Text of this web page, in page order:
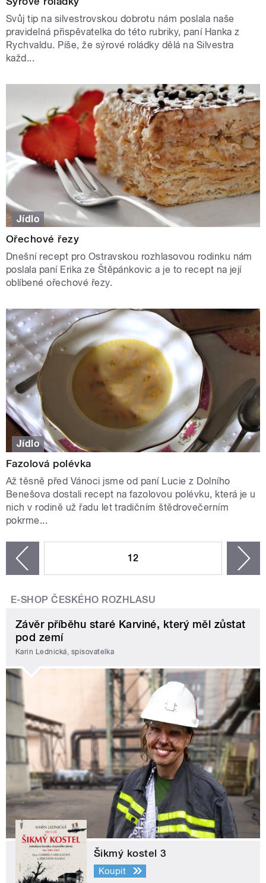
Svůj tip na silvestrovskou dobrotu nám poslala naše
pravidelná přispěvatelka do této rubriky, paní Hanka z
Rychvaldu. Píše, že sýrové roládky dělá na Silvestra
každ...
Jídlo
Ořechové řezy
Dnešní recept pro Ostravskou rozhlasovou rodinku nám
poslala paní Erika ze Štěpánkovic a je to recept na její
oblíbené ořechové řezy.
Jídlo
Fazolová polévka
Až těsně před Vánoci jsme od paní Lucie z Dolního
Benešova dostali recept na fazolovou polévku, která je u
nich v rodině už řadu let tradičním štědrovečerním
pokrme...
12
E-SHOP ČESKÉHO ROZHLASU
Závěr příběhu staré Karviné, který měl zůstat
pod zemí
Karin Lednická, spisovatelka
Šikmý kostel 3
Koupit